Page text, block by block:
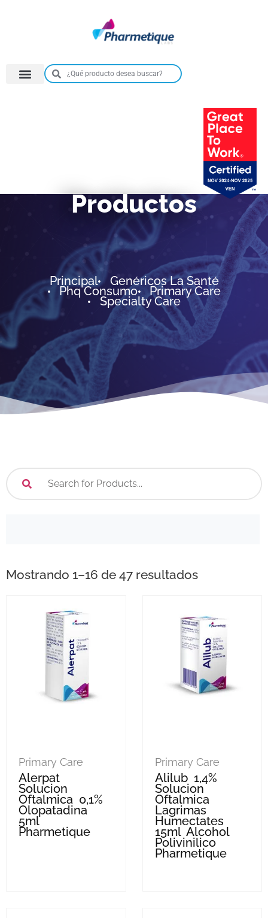
Productos
Principal Genéricos La Santé
Phq Consumo Primary Care
Specialty Care
Mostrando 1–16 de 47 resultados
Primary Care
Alerpat
Solucion
Oftalmica 0,1%
Olopatadina
5ml
Pharmetique
Primary Care
Alilub 1,4%
Solucion
Oftalmica
Lagrimas
Humectates
15ml Alcohol
Polivinilico
Pharmetique